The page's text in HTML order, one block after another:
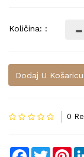
Količina: :
Dodaj U Košaricu
0
Facebook
Twitter